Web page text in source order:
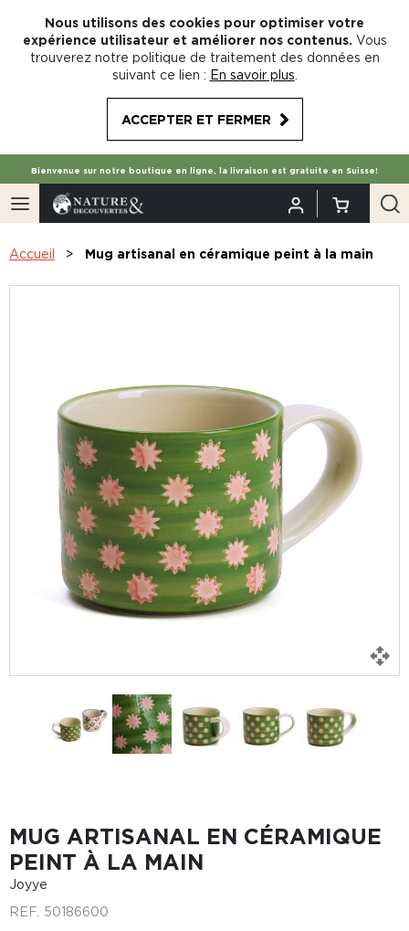
Nous utilisons des cookies pour optimiser votre
expérience utilisateur et améliorer nos contenus. Vous
trouverez notre politique de traitement des données en
suivant ce lien : En savoir plus
ACCEPTER ET FERMER
Bienvenue sur notre boutique en ligne, la livraison est gratuite en Suisse!
Accueil Mug artisanal en céramique peint à la main
MUG ARTISANAL EN CÉRAMIQUE
PEINT À LA MAIN
Joyye
REF. 50186600